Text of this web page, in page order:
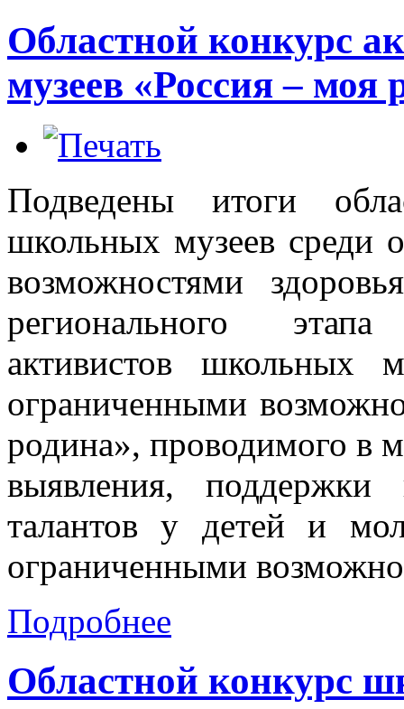
Областной конкурс
музеев «Россия – моя
Подведены итоги
школьных музеев среди
возможностями
регионального
активистов школьных
ограниченными
родина», проводимого в
выявления,
талантов у детей и
ограниченными
Подробнее
Областной конкурс